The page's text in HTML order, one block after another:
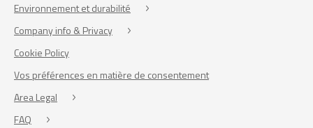
Environnement et durabilité
Company info & Privacy
Cookie Policy
Vos préférences en matière de consentement
Area Legal
FAQ